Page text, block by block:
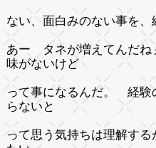
ない、面白みのない事を
あー タネが増えてんだ
味がないけど
って事になるんだ。 経験
らないと
って思う気持ちは理解す